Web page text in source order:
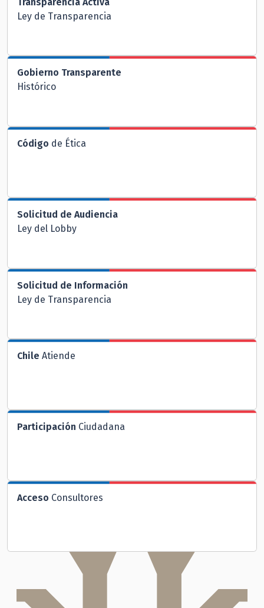
Ley de Transparencia
Gobierno Transparente
Histórico
Código de Ética
Solicitud de Audiencia
Ley del Lobby
Solicitud de Información
Ley de Transparencia
Chile Atiende
Participación Ciudadana
Acceso Consultores